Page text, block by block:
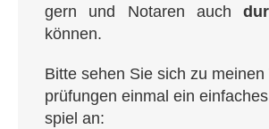
gern und Nota­ren auch
können.
Bit­te sehen Sie sich zu
prü­fun­gen ein­mal ein
spiel an: